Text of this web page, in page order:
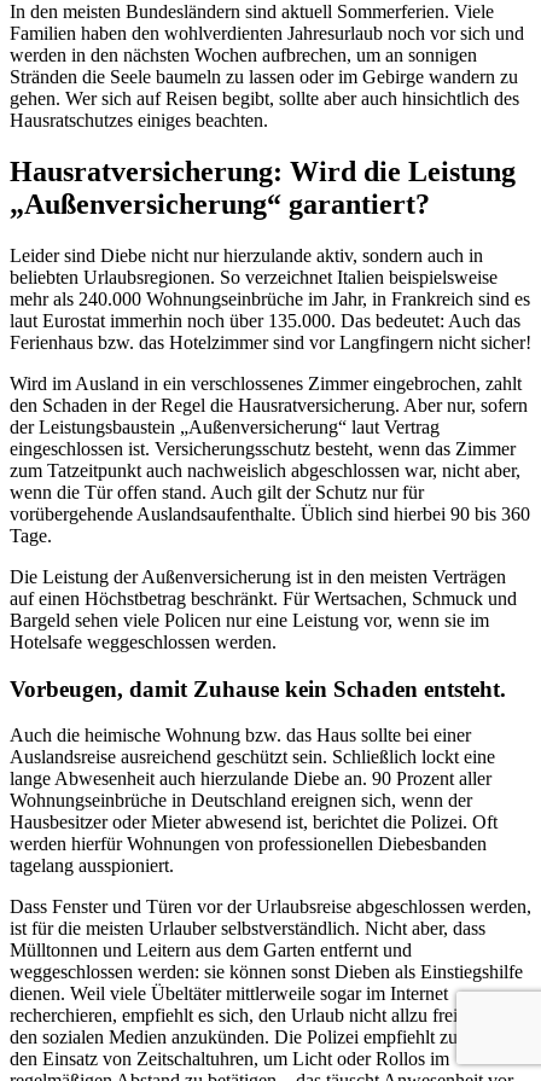
In den meisten Bundesländern sind aktuell Sommerferien. Viele
Familien haben den wohlverdienten Jahresurlaub noch vor sich und
werden in den nächsten Wochen aufbrechen, um an sonnigen
Stränden die Seele baumeln zu lassen oder im Gebirge wandern zu
gehen. Wer sich auf Reisen begibt, sollte aber auch hinsichtlich des
Hausratschutzes einiges beachten.
Hausratversicherung: Wird die Leistung
„Außenversicherung“ garantiert?
Leider sind Diebe nicht nur hierzulande aktiv, sondern auch in
beliebten Urlaubsregionen. So verzeichnet Italien beispielsweise
mehr als 240.000 Wohnungseinbrüche im Jahr, in Frankreich sind es
laut Eurostat immerhin noch über 135.000. Das bedeutet: Auch das
Ferienhaus bzw. das Hotelzimmer sind vor Langfingern nicht sicher!
Wird im Ausland in ein verschlossenes Zimmer eingebrochen, zahlt
den Schaden in der Regel die Hausratversicherung. Aber nur, sofern
der Leistungsbaustein „Außenversicherung“ laut Vertrag
eingeschlossen ist. Versicherungsschutz besteht, wenn das Zimmer
zum Tatzeitpunkt auch nachweislich abgeschlossen war, nicht aber,
wenn die Tür offen stand. Auch gilt der Schutz nur für
vorübergehende Auslandsaufenthalte. Üblich sind hierbei 90 bis 360
Tage.
Die Leistung der Außenversicherung ist in den meisten Verträgen
auf einen Höchstbetrag beschränkt. Für Wertsachen, Schmuck und
Bargeld sehen viele Policen nur eine Leistung vor, wenn sie im
Hotelsafe weggeschlossen werden.
Vorbeugen, damit Zuhause kein Schaden entsteht.
Auch die heimische Wohnung bzw. das Haus sollte bei einer
Auslandsreise ausreichend geschützt sein. Schließlich lockt eine
lange Abwesenheit auch hierzulande Diebe an. 90 Prozent aller
Wohnungseinbrüche in Deutschland ereignen sich, wenn der
Hausbesitzer oder Mieter abwesend ist, berichtet die Polizei. Oft
werden hierfür Wohnungen von professionellen Diebesbanden
tagelang ausspioniert.
Dass Fenster und Türen vor der Urlaubsreise abgeschlossen werden,
ist für die meisten Urlauber selbstverständlich. Nicht aber, dass
Mülltonnen und Leitern aus dem Garten entfernt und
weggeschlossen werden: sie können sonst Dieben als Einstiegshilfe
dienen. Weil viele Übeltäter mittlerweile sogar im Internet
recherchieren, empfiehlt es sich, den Urlaub nicht allzu freimütig in
den sozialen Medien anzukünden. Die Polizei empfiehlt zusätzlich
den Einsatz von Zeitschaltuhren, um Licht oder Rollos im